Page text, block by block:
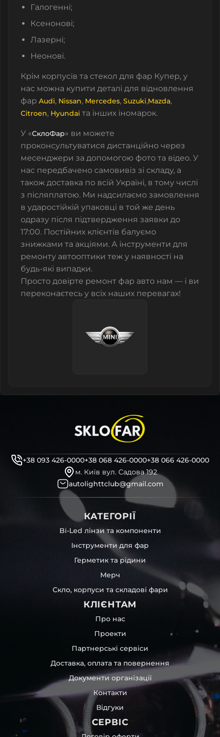
Галогенні;
Ксенонові;
Лазерні;
Неонові.
Крім корпусів та стекол для фар Купер, у
нас можна купити деталі для відновлення
фар Audi, Nissan, Mercedes, Suzuki,Mazda,
Citroen, Hyundai та інших іномарок.
У «СклоФар» ви можете
проконсультуватися дистанційно через
месенджери за допомогою фото та відео. У
нас передбачено самовивіз зі складу, а
також доставка по всій Україні, в тому числі
з післяплатою. Ми надсилаємо замовлення
в ударостійкій упаковці в той же день
одразу після підтвердження заявки до
17:00. Постійних клієнтів балуємо
знижками та акціями. А інструменти для
ремонту автооптики теж у наявності на
будь-які випадки.
Просто довірте ремонт фар авто нам — і ви
переконаєтесь у всіх наших перевагах!
+38 093 426-0000+38 068 426-0000+38 066 426-0000
м. Київ вул. Садова 192
autolighttclub@gmail.com
КАТЕГОРІЇ
Bi-Led лінзи та компоненти
Інструменти для фар
Герметик та рідини
Мерч
Скло, корпуси та складові фари
КЛІЄНТАМ
Про нас
Проекти
Партнерські сервіси
Доставка, оплата та повернення
Документи організації
Контакти
Відгуки
СЕРВІС